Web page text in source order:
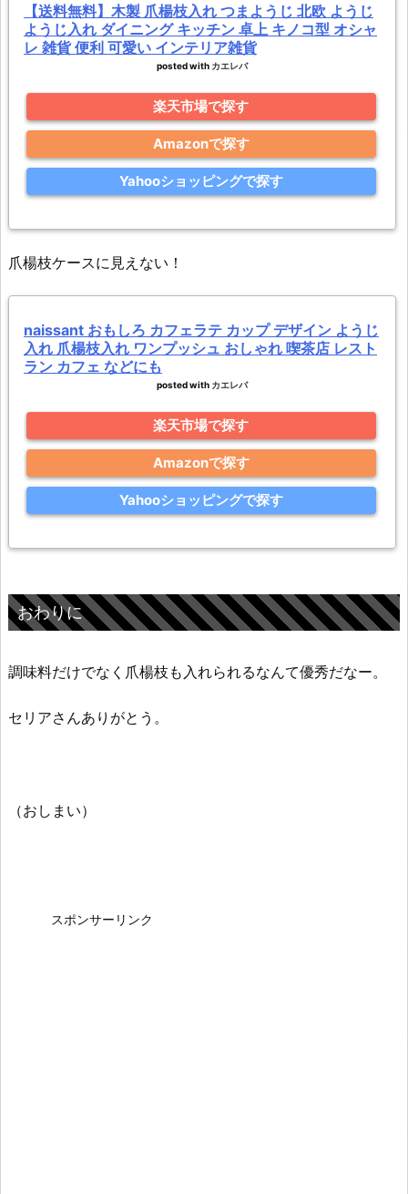
【送料無料】木製 爪楊枝入れ つまようじ 北欧 ようじ
ようじ入れ ダイニング キッチン 卓上 キノコ型 オシャ
レ 雑貨 便利 可愛い インテリア雑貨
posted with カエレバ
楽天市場で探す
Amazonで探す
Yahooショッピングで探す
爪楊枝ケースに見えない！
naissant おもしろ カフェラテ カップ デザイン ようじ
入れ 爪楊枝入れ ワンプッシュ おしゃれ 喫茶店 レスト
ラン カフェ などにも
posted with カエレバ
楽天市場で探す
Amazonで探す
Yahooショッピングで探す
おわりに
調味料だけでなく爪楊枝も入れられるなんて優秀だなー。
セリアさんありがとう。
（おしまい）
スポンサーリンク